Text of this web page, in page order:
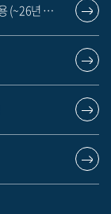
[채용공고] 기술영업지원 신입/경력 채용 (~26년 5월17일)